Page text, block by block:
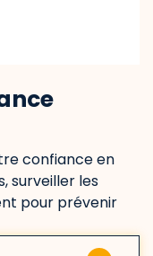
confiance en
surveiller les
pour prévenir